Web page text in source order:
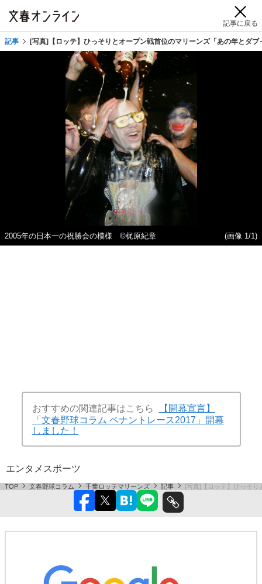
記事に戻る
記事 [写真]【ロッテ】ひっそりとオープン戦首位のマリーンズ「あの年とダブ
2005年の日本一の祝勝会の模様 ©梶原紀章 (画像 1/1)
おすすめの関連記事はこちら
【開幕宣言】
「文春野球コラム ペナントレース2017」開幕
しました！
エンタメ スポーツ
TOP 文春野球コラム 千葉ロッテマリーンズ 記事 [写真]【ロッテ】ひっそ